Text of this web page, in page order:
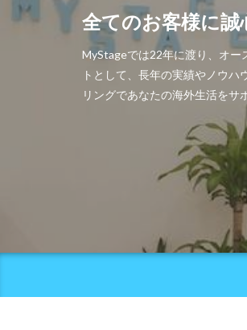
全てのお客様に誠
MyStageでは22年に渡り、オー
トとして、長年の実績やノウ
リングであなたの海外生活をサ